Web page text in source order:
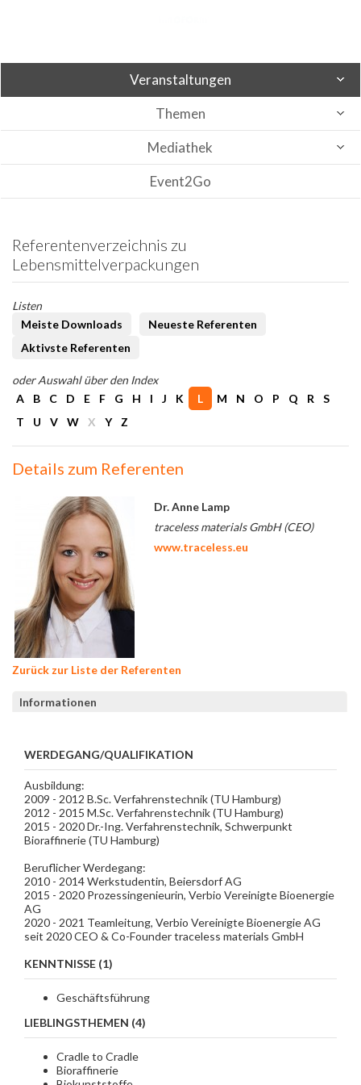
Veranstaltungen
Themen
Mediathek
Event2Go
Referentenverzeichnis zu
Lebensmittelverpackungen
Listen
Meiste Downloads
Neueste Referenten
Aktivste Referenten
oder Auswahl über den Index
A
B C D E F G H I J K L M N O P Q R
S
T
U V W X Y Z
Details zum Referenten
Dr. Anne Lamp
traceless materials GmbH (CEO)
www.traceless.eu
Zurück zur Liste der Referenten
Informationen
WERDEGANG/QUALIFIKATION
Ausbildung:
2009 - 2012 B.Sc. Verfahrenstechnik (TU Hamburg)
2012 - 2015 M.Sc. Verfahrenstechnik (TU Hamburg)
2015 - 2020 Dr.-Ing. Verfahrenstechnik, Schwerpunkt
Bioraffinerie (TU Hamburg)
Beruflicher Werdegang:
2010 - 2014 Werkstudentin, Beiersdorf AG
2015 - 2020 Prozessingenieurin, Verbio Vereinigte Bioenergie
AG
2020 - 2021 Teamleitung, Verbio Vereinigte Bioenergie AG
seit 2020 CEO & Co-Founder traceless materials GmbH
KENNTNISSE (1)
Geschäftsführung
LIEBLINGSTHEMEN (4)
Cradle to Cradle
Bioraffinerie